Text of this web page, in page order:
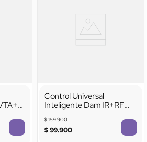
Control Universal
Inteligente Dam IR+RF
$159.900
$99.900